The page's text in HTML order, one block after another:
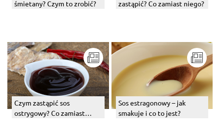
śmietany? Czym to zrobić?
zastąpić? Co zamiast niego?
Czym zastąpić sos
ostrygowy? Co zamiast
Sos estragonowy – jak
smakuje i co to jest?